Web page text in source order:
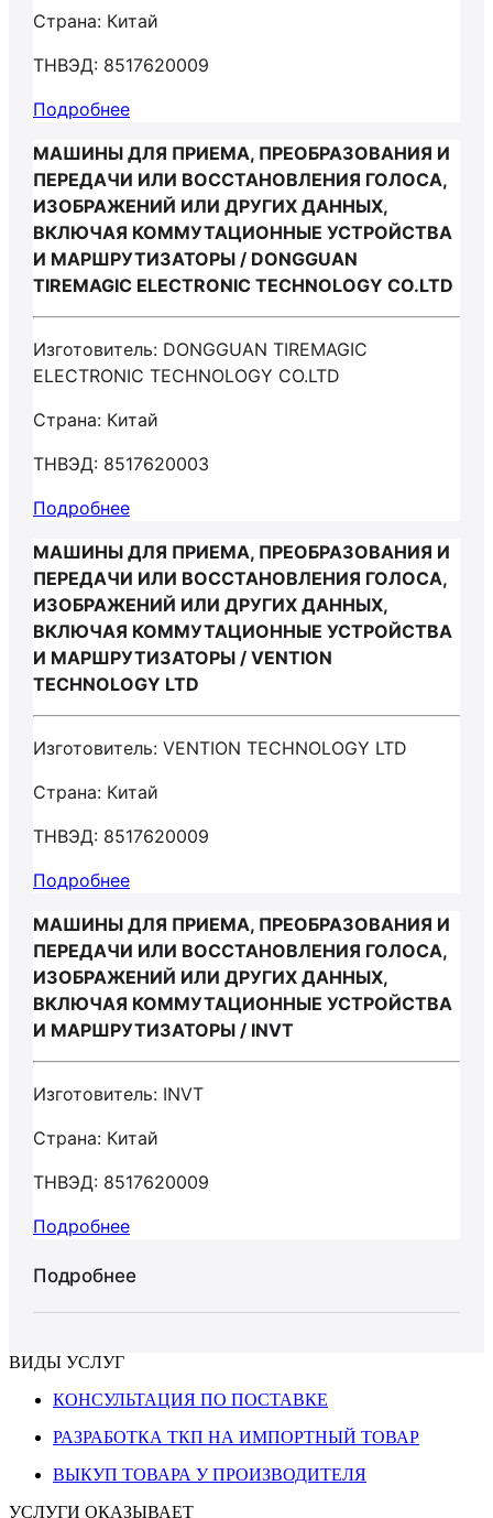
Страна: Китай
ТНВЭД: 8517620009
Подробнее
МАШИНЫ ДЛЯ ПРИЕМА, ПРЕОБРАЗОВАНИЯ И
ПЕРЕДАЧИ ИЛИ ВОССТАНОВЛЕНИЯ ГОЛОСА,
ИЗОБРАЖЕНИЙ ИЛИ ДРУГИХ ДАННЫХ,
ВКЛЮЧАЯ КОММУТАЦИОННЫЕ УСТРОЙСТВА
И МАРШРУТИЗАТОРЫ / DONGGUAN
TIREMAGIC ELECTRONIC TECHNOLOGY CO.LTD
Изготовитель: DONGGUAN TIREMAGIC
ELECTRONIC TECHNOLOGY CO.LTD
Страна: Китай
ТНВЭД: 8517620003
Подробнее
МАШИНЫ ДЛЯ ПРИЕМА, ПРЕОБРАЗОВАНИЯ И
ПЕРЕДАЧИ ИЛИ ВОССТАНОВЛЕНИЯ ГОЛОСА,
ИЗОБРАЖЕНИЙ ИЛИ ДРУГИХ ДАННЫХ,
ВКЛЮЧАЯ КОММУТАЦИОННЫЕ УСТРОЙСТВА
И МАРШРУТИЗАТОРЫ / VENTION
TECHNOLOGY LTD
Изготовитель: VENTION TECHNOLOGY LTD
Страна: Китай
ТНВЭД: 8517620009
Подробнее
МАШИНЫ ДЛЯ ПРИЕМА, ПРЕОБРАЗОВАНИЯ И
ПЕРЕДАЧИ ИЛИ ВОССТАНОВЛЕНИЯ ГОЛОСА,
ИЗОБРАЖЕНИЙ ИЛИ ДРУГИХ ДАННЫХ,
ВКЛЮЧАЯ КОММУТАЦИОННЫЕ УСТРОЙСТВА
И МАРШРУТИЗАТОРЫ / INVT
Изготовитель: INVT
Страна: Китай
ТНВЭД: 8517620009
Подробнее
Подробнее
ВИДЫ УСЛУГ
КОНСУЛЬТАЦИЯ ПО ПОСТАВКЕ
РАЗРАБОТКА ТКП НА ИМПОРТНЫЙ ТОВАР
ВЫКУП ТОВАРА У ПРОИЗВОДИТЕЛЯ
УСЛУГИ ОКАЗЫВАЕТ